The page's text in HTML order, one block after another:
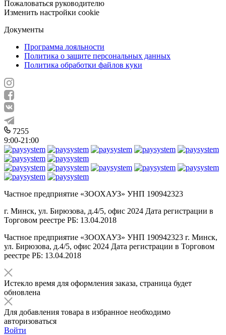
Пожаловаться руководителю
Изменить настройки cookie
Документы
Программа лояльности
Политика о защите персональных данных
Политика обработки файлов куки
7255
9:00-21:00
Частное предприятие «ЗООХАУЗ» УНП 190942323
г. Минск, ул. Бирюзова, д.4/5, офис 2024 Дата регистрации в
Торговом реестре РБ: 13.04.2018
Частное предприятие «ЗООХАУЗ» УНП 190942323 г. Минск,
ул. Бирюзова, д.4/5, офис 2024 Дата регистрации в Торговом
реестре РБ: 13.04.2018
Истекло время для оформления заказа, страница будет
обновлена
Для добавления товара в избранное необходимо
авторизоваться
Войти